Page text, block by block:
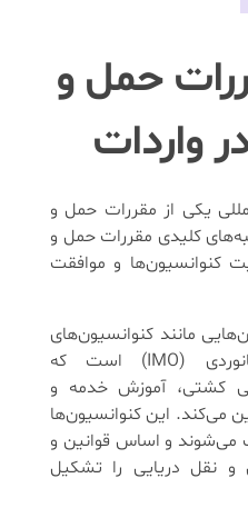
حمل و
واردات
یکی از مقررات حمل و
کلیدی مقررات حمل و
کنوانسیون‌ها و موافقت
مانند کنوانسیون‌های
سازمان بین المللی دریانوردی (IMO) است که
کشتی، آموزش خدمه و
این کنوانسیون‌ها
و اساس قوانین و
نقل دریایی را تشکیل